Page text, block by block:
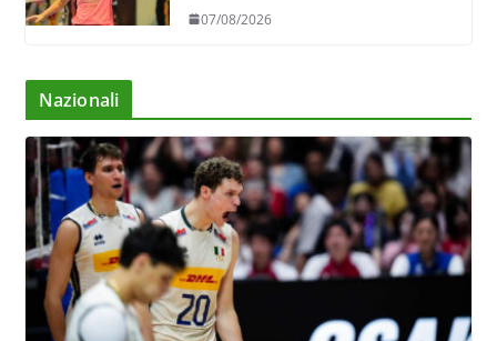
07/08/2026
Nazionali